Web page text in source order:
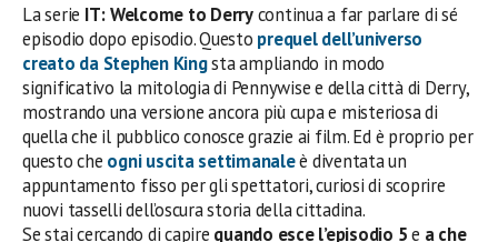
La serie IT: Welcome to Derrycontinua a far parlare di sé
episodio dopo episodio. Questo prequel dell’universo
creato da Stephen Kingsta ampliando in modo
significativo la mitologia di Pennywise e della città di Derry,
mostrando una versione ancora più cupa e misteriosa di
quella che il pubblico conosce grazie ai film. Ed è proprio per
questo che ogni uscita settimanaleè diventata un
appuntamento fisso per gli spettatori, curiosi di scoprire
nuovi tasselli dell’oscura storia della cittadina.
Se stai cercando di capire quando esce l’episodio 5e a che